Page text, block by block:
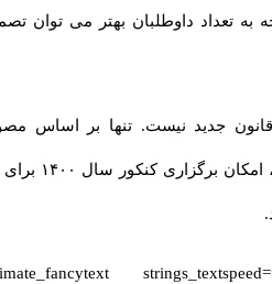
داوطلبان بهتر می توان تصمیم
جدید نیست. تنها بر اساس مصوبه
شورای سنجش و پذیرش دانشجو، امکان برگزاری کنکور سال ۱۴۰۰ برای هر
[ultimate_fancytext